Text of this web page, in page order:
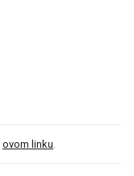
ovom linku.